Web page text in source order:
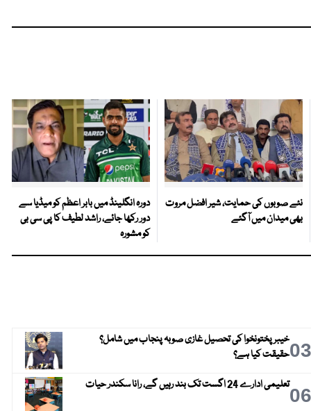
نئے صوبوں کی حمایت، شیر افضل مروت
بھی میدان میں آگئے
دورہ انگلینڈ میں بابر اعظم کو میڈیا سے
دور رکھا جائے، راشد لطیف کا پی سی بی
کو مشورہ
03خیبر پختونخوا کی تحصیل غازی صوبہ پنجاب میں شامل؟
حقیقت کیا ہے؟
06تعلیمی ادارے 24 اگست تک بند رہیں گے، رانا سکندر حیات